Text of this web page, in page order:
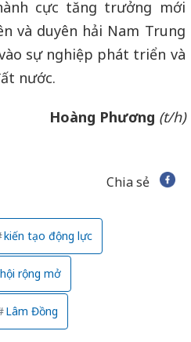
cực tăng trưởng mới
và duyên hải Nam Trung
sự nghiệp phát triển và
nước.
Hoàng Phương (t/h)
Chia sẻ
kiến tạo động lực
rộng mở
Lâm Đồng